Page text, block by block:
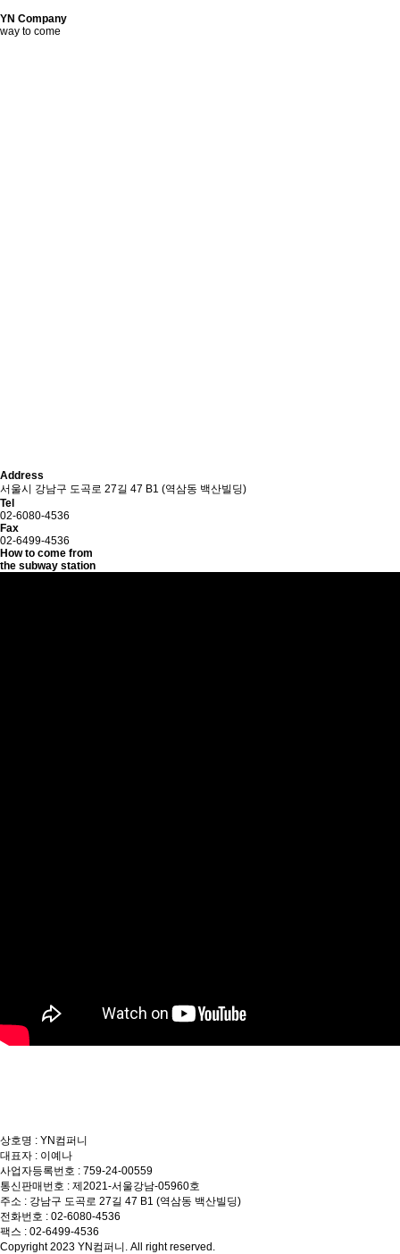
YN Company
way to come
Address
서울시 강남구 도곡로 27길 47 B1 (역삼동 백산빌딩)
Tel
02-6080-4536
Fax
02-6499-4536
How to come from
the subway station
상호명 : YN컴퍼니
대표자 : 이예나
사업자등록번호 : 759-24-00559
통신판매번호 : 제2021-서울강남-05960호
주소 : 강남구 도곡로 27길 47 B1 (역삼동 백산빌딩)
전화번호 : 02-6080-4536
팩스 : 02-6499-4536
Copyright 2023 YN컴퍼니. All right reserved.